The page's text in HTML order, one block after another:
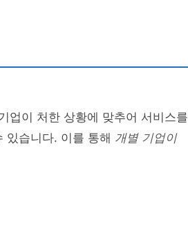
업이 처한 상황에 맞추어 서비스를
있습니다. 이를 통해 개별 기업이